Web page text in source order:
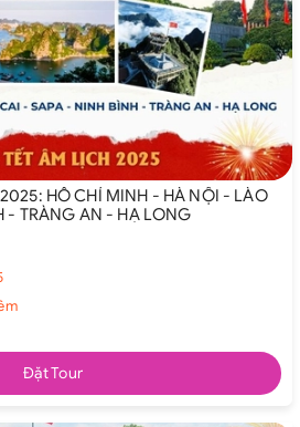
HỒ CHÍ MINH - HÀ NỘI - LÀO
- TRÀNG AN - HẠ LONG
Đặt Tour